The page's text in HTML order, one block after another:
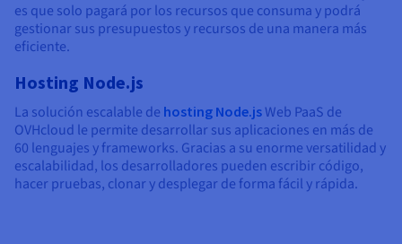
es que solo pagará por los recursos que consuma y podrá
gestionar sus presupuestos y recursos de una manera más
eficiente.
Hosting Node.js
La solución escalable de hosting Node.js Web PaaS de
OVHcloud le permite desarrollar sus aplicaciones en más de
60 lenguajes y frameworks. Gracias a su enorme versatilidad y
escalabilidad, los desarrolladores pueden escribir código,
hacer pruebas, clonar y desplegar de forma fácil y rápida.